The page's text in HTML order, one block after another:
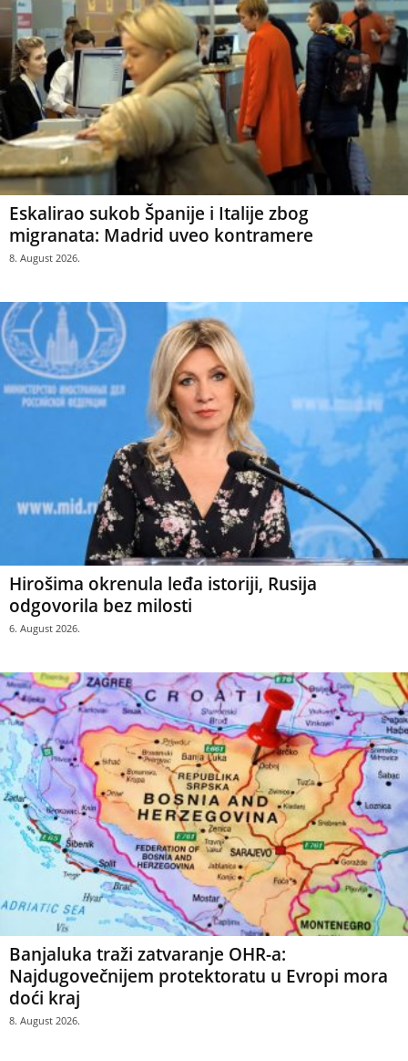
Eskalirao sukob Španije i Italije zbog
migranata: Madrid uveo kontramere
8. August 2026.
Hirošima okrenula leđa istoriji, Rusija
odgovorila bez milosti
6. August 2026.
Banjaluka traži zatvaranje OHR-a:
Najdugovečnijem protektoratu u Evropi mora
doći kraj
8. August 2026.